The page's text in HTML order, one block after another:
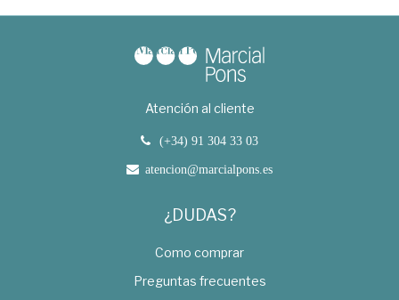
Atención al cliente
(+34) 91 304 33 03
atencion@marcialpons.es
¿DUDAS?
Como comprar
Preguntas frecuentes